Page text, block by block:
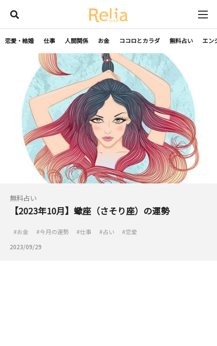
恋愛・結婚 仕事 人間関係 お金 ココロとカラダ 無料占い エン
無料占い
【2023年10月】蠍座（さそり座）の運勢
お金 今月の運勢 仕事 占い
恋愛
2023/09/29